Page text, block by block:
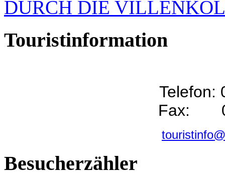
DURCH DIE
Touristinformation
Telefon:
Fax:
Besucherzähler